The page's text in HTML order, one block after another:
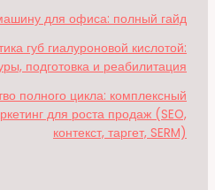
для офиса: полный гайд
губ гиалуроновой кислотой:
подготовка и реабилитация
полного цикла: комплексный
для роста продаж (SEO,
контекст, таргет, SERM)